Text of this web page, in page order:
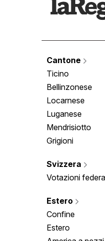
Cantone
Ticino
Bellinzonese
Locarnese
Luganese
Mendrisiotto
Grigioni
Svizzera
Votazioni
Estero
Confine
Estero